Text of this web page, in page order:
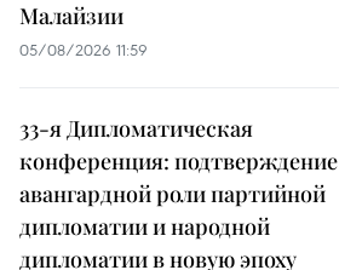
Малайзии
05/08/2026 11:59
33-я Дипломатическая
конференция: подтверждение
авангардной роли партийной
дипломатии и народной
дипломатии в новую эпоху